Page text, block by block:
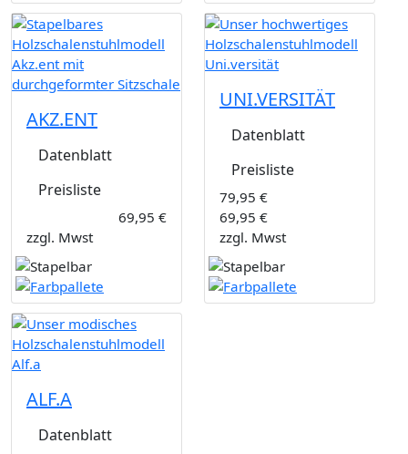
AKZ.ENT
Datenblatt
Preisliste
69,95 €
zzgl. Mwst
UNI.VERSITÄT
Datenblatt
Preisliste
79,95 €
69,95 €
zzgl. Mwst
ALF.A
Datenblatt